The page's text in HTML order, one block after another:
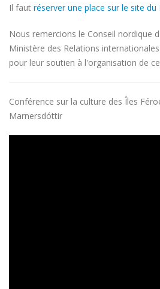
Il faut réserver une place sur le site du
Nous remercions le Conseil nordique
Ministère des Relations
pour leur soutien à l'organisation de
Conférence sur la culture des Îles
Marnersdóttir